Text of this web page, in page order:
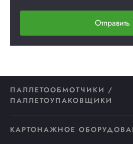
Отправить
ПАЛЛЕТООБМОТЧИКИ /
ПАЛЛЕТОУПАКОВЩИКИ
КАРТОНАЖНОЕ